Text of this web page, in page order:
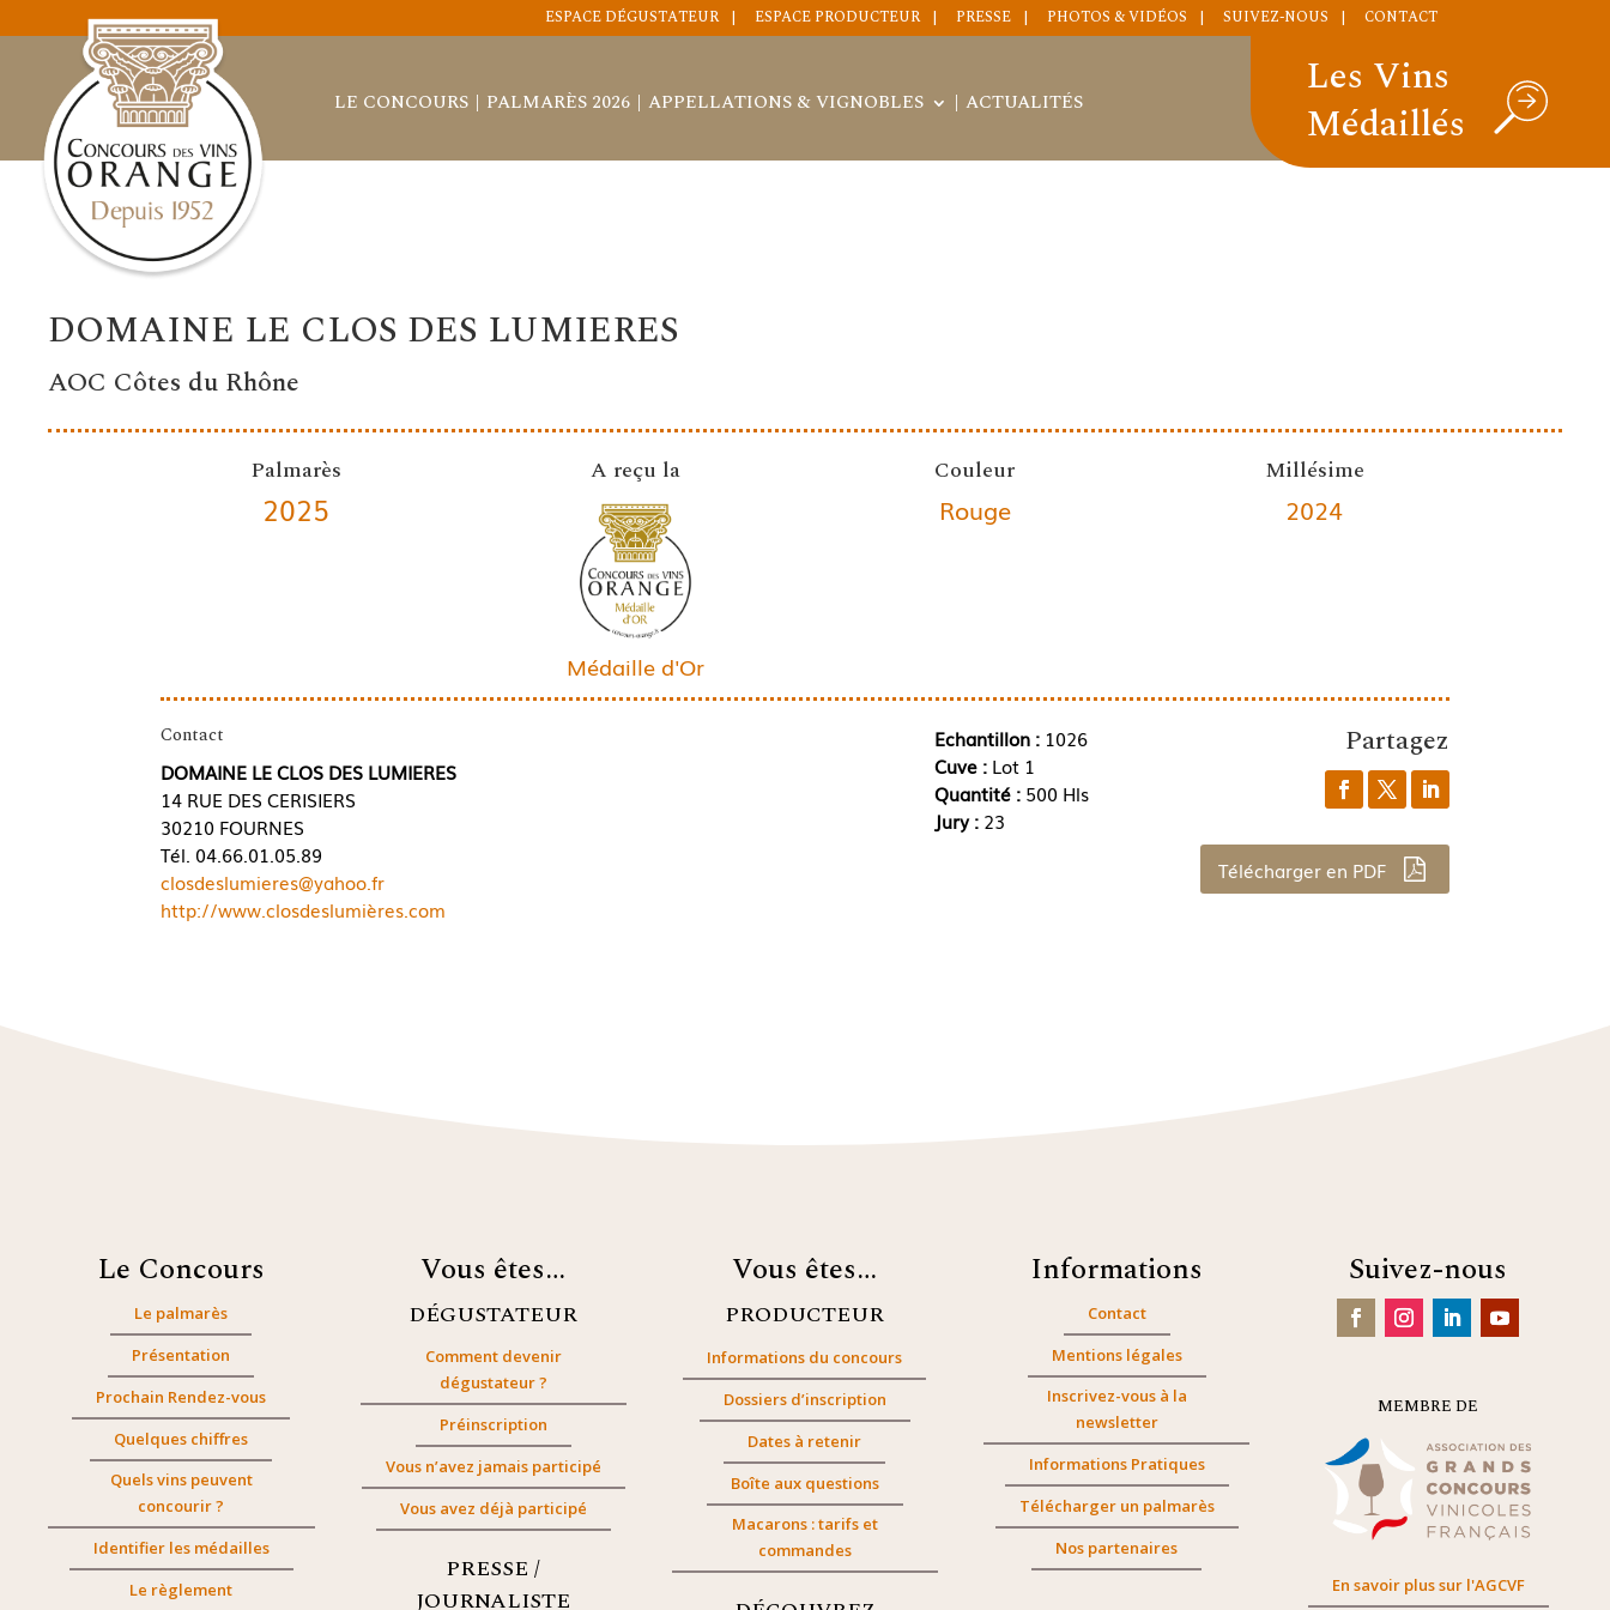
ESPACE DÉGUSTATEUR ESPACE PRODUCTEUR PRESSE PHOTOS & VIDÉOS SUIVEZ-NOUS CONTACT
LE CONCOURS PALMARÈS 2026 APPELLATIONS & VIGNOBLES ACTUALITÉS
Les Vins
Médaillés
DOMAINE LE CLOS DES LUMIERES
AOC Côtes du Rhône
Palmarès
2025
A reçu la
Médaille d'Or
Couleur
Rouge
Millésime
2024
Contact
DOMAINE LE CLOS DES LUMIERES
14 RUE DES CERISIERS
30210 FOURNES
Tél. 04.66.01.05.89
closdeslumieres@yahoo.fr
http://www.closdeslumières.com
Echantillon :1026
Cuve : Lot 1
Quantité : 500 Hls
Jury : 23
Partagez
Télécharger en PDF
Le Concours
Le palmarès
Présentation
Prochain Rendez-vous
Quelques chiffres
Quels vins peuvent
concourir ?
Identifier les médailles
Le règlement
Vous êtes…
DÉGUSTATEUR
Comment devenir
dégustateur ?
Préinscription
Vous n’avez jamais participé
Vous avez déjà participé
PRESSE /
JOURNALISTE
Vous êtes…
PRODUCTEUR
Informations du concours
Dossiers d’inscription
Dates à retenir
Boîte aux questions
Macarons : tarifs et
commandes
Informations
Contact
Mentions légales
Inscrivez-vous à la
newsletter
Informations Pratiques
Télécharger un palmarès
Nos partenaires
Suivez-nous
MEMBRE DE
En savoir plus sur l'AGCVF